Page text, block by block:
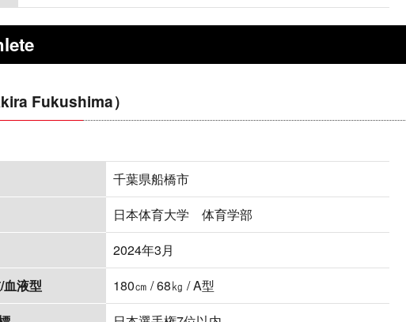
Fukushima）
千葉県船橋市
日本体育大学 体育学部
2024年3月
液型
180㎝ / 68㎏ / A型